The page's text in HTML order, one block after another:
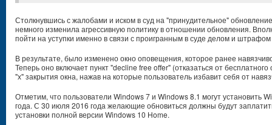
Столкнувшись с жалобами и иском в суд на "принудительное"
немного изменила агрессивную политику в отношении обновления.
пойти на уступки именно в связи с проигранным в суде делом и
В результате, было изменено окно оповещения, которое ранее
Теперь оно включает пункт "decline free offer" (отказаться от
"х" закрытия окна, нажав на которые пользователь избавит себя от
Отметим, что пользователи Windows 7 и Windows 8.1 могут установить
года. С 30 июля 2016 года желающие обновиться должны будут
установки полной версии Windows 10 Home.